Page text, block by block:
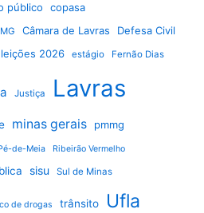
público
copasa
Câmara de Lavras Defesa Civil
2026 estágio Fernão Dias
Justiça Lavras
minas gerais
pmmg
de-Meia Ribeirão Vermelho
sisu Sul de Minas
de drogas trânsito Ufla